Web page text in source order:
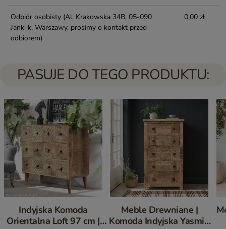
Odbiór osobisty (Al. Krakowska 34B, 05-090
Janki k. Warszawy, prosimy o kontakt przed
odbiorem)
0,00 zł
PASUJE DO TEGO PRODUKTU:
Indyjska Komoda
Orientalna Loft 97 cm |
Meble Drewniane |
Komoda Indyjska Yasmin